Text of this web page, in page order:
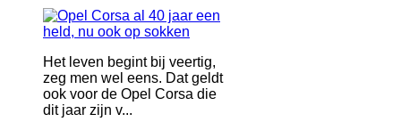
Het leven begint bij veertig,
zeg men wel eens. Dat geldt
ook voor de Opel Corsa die
dit jaar zijn v...